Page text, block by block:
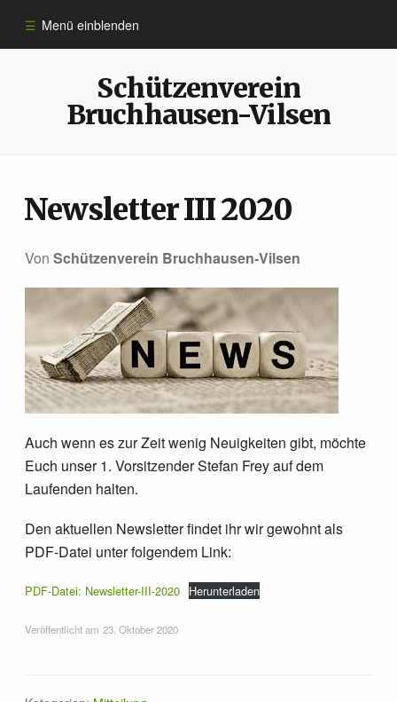
Menü einblenden
Informationen
Königshäuser
Impressum
Termine
News
Förderer & Sponsoren
Links
Schützenverein
Bruchhausen-Vilsen
Newsletter III 2020
VonSchützenverein Bruchhausen-Vilsen
Auch wenn es zur Zeit wenig Neuigkeiten gibt, möchte
Euch unser 1. Vorsitzender Stefan Frey auf dem
Laufenden halten.
Den aktuellen Newsletter findet ihr wir gewohnt als
PDF-Datei unter folgendem Link:
PDF-Datei: Newsletter-III-2020 Herunterladen
Veröffentlicht am 23. Oktober 2020